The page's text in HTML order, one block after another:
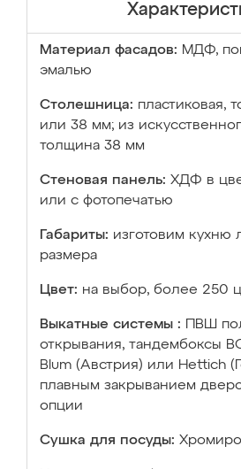
Материал фасадов: МДФ,
эмалью
Столешница: пластиковая,
или 38 мм; из
толщина 38 мм
Стеновая панель: ХДФ в
или с фотопечатью
Габариты: изготовим кухню
размера
Цвет: на выбор, более 250
Выкатные системы :
ПВШ
открывания, тандембоксы
Blum (Австрия) или Hettich
плавным закрыванием
опции
Сушка для посуды: